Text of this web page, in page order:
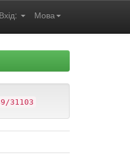
Мова
Вхід:
31103